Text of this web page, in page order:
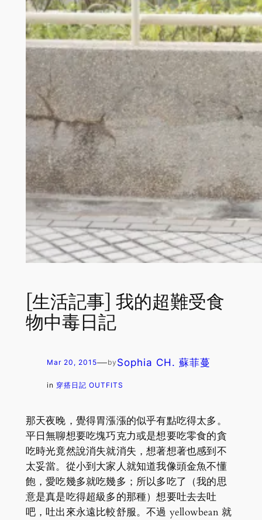
[生活記事] 我的超難受食
物中毒日記
Mar 20, 2015—by Sophia CH. 蘇菲蔓
in 穿搭日記 OUTFITS
那天夜晚，覺得胃漲漲的似乎有點吃得太多。
平日無聊想要吃塊巧克力或是想要吃零食的貪
吃時光竟然說消失就消失，想著想著也感到不
太妥當。從小到大家人就知道我像頭金魚不懂
飽，愛吃幾多就吃幾多；所以多吃了（我的思
意是真是吃得超級多的那種）想要吐去去吐
吧，吐出來永遠比較舒服。不過 yellowbean 就